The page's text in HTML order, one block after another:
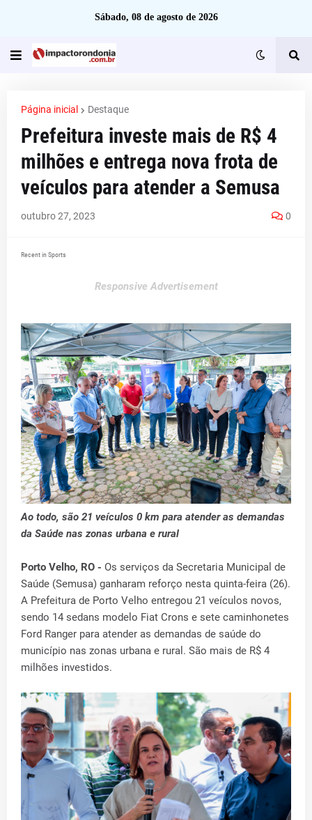
Sábado, 08 de agosto de 2026
Página inicial Destaque
Prefeitura investe mais de R$ 4
milhões e entrega nova frota de
veículos para atender a Semusa
outubro 27, 2023 0
Recent in Sports
Responsive Advertisement
Ao todo, são 21 veículos 0 km para atender as demandas
da Saúde nas zonas urbana e rural
Porto Velho, RO - Os serviços da Secretaria Municipal de
Saúde (Semusa) ganharam reforço nesta quinta-feira (26).
A Prefeitura de Porto Velho entregou 21 veículos novos,
sendo 14 sedans modelo Fiat Crons e sete caminhonetes
Ford Ranger para atender as demandas de saúde do
município nas zonas urbana e rural. São mais de R$ 4
milhões investidos.